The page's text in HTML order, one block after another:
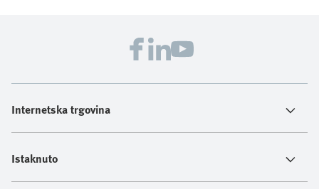
Internetska trgovina
Istaknuto